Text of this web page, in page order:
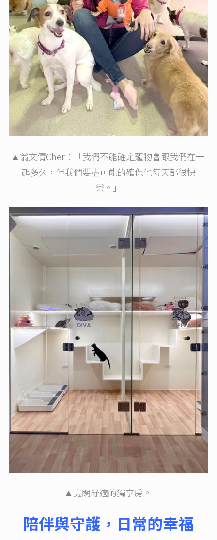
▲ 翁文倩Cher：「我們不能確定寵物會跟我們在一
起多久，但我們要盡可能的確保他每天都很快
樂。」
▲ 寬闊舒適的獨享房。
陪伴與守護，日常的幸福